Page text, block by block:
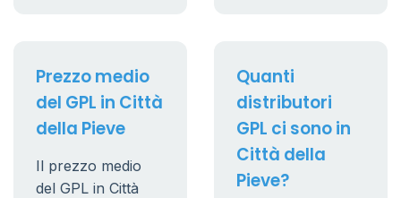
Prezzo medio
del GPL in Città
della Pieve
Il prezzo medio
del GPL in Città
Quanti
distributori
GPL ci sono in
Città della
Pieve?